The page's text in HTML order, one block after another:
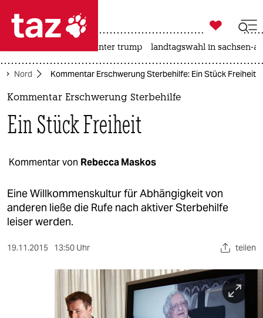
 taz zahl ich
taz zahl ich
politik
öko
gesellschaft
kultur

taz zahl ich
usa unter trump landtagswahl in sachsen-
Nord Kommentar Erschwerung Sterbehilfe: Ein Stück Freiheit
Kommentar Erschwerung Sterbehilfe
Ein Stück Freiheit
Kommentar von Rebecca Maskos
Eine Willkommenskultur für Abhängigkeit von
anderen ließe die Rufe nach aktiver Sterbehilfe
leiser werden.
19.11.2015 13:50 Uhr teilen